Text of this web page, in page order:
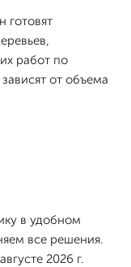
готовят
работ по
от объема
в удобном
все решения.
2026 г.